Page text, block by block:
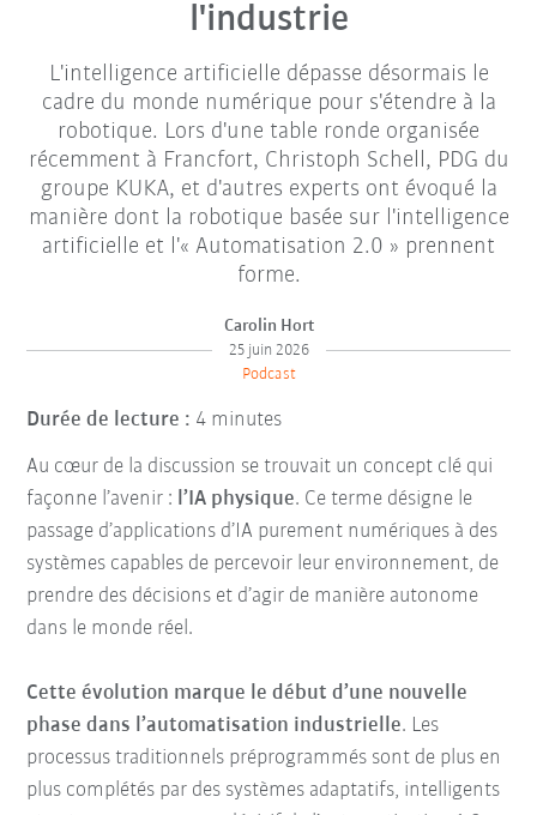
l'industrie
L'intelligence artificielle dépasse désormais le
cadre du monde numérique pour s'étendre à la
robotique. Lors d'une table ronde organisée
récemment à Francfort, Christoph Schell, PDG du
groupe KUKA, et d'autres experts ont évoqué la
manière dont la robotique basée sur l'intelligence
artificielle et l'« Automatisation 2.0 » prennent
forme.
Carolin Hort
25 juin 2026
Podcast
Durée de lecture : 4 minutes
Au cœur de la discussion se trouvait un concept clé qui
façonne l’avenir : l’IA physique. Ce terme désigne le
passage d’applications d’IA purement numériques à des
systèmes capables de percevoir leur environnement, de
prendre des décisions et d’agir de manière autonome
dans le monde réel.
Cette évolution marque le début d’une nouvelle
phase dans l’automatisation industrielle. Les
processus traditionnels préprogrammés sont de plus en
plus complétés par des systèmes adaptatifs, intelligents